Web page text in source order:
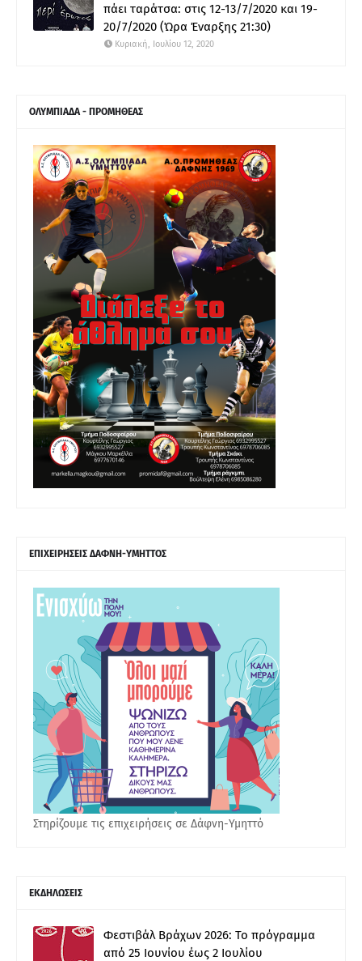
πάει ταράτσα: στις 12-13/7/2020 και 19-
20/7/2020 (Ώρα Έναρξης 21:30)
Κυριακή, Ιουλίου 12, 2020
ΟΛΥΜΠΙΑΔΑ - ΠΡΟΜΗΘΕΑΣ
ΕΠΙΧΕΙΡΗΣΕΙΣ ΔΑΦΝΗ-ΥΜΗΤΤΟΣ
Στηρίζουμε τις επιχειρήσεις σε Δάφνη-Υμηττό
ΕΚΔΗΛΩΣΕΙΣ
Φεστιβάλ Βράχων 2026: Το πρόγραμμα
από 25 Ιουνίου έως 2 Ιουλίου